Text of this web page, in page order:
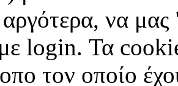
να μας
login. Τα
τον οποίο